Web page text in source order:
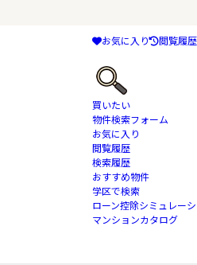
お気に入り 閲覧履歴
買いたい
物件検索フォーム
お気に入り
閲覧履歴
検索履歴
おすすめ物件
学区で検索
ローン控除シミュレー
マンションカタログ
千葉県 船橋市 の不動産情報一覧